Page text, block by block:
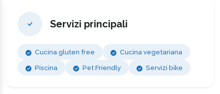
Servizi principali
Cucina gluten free
Cucina vegetariana
Piscina
Pet Friendly Servizi bike